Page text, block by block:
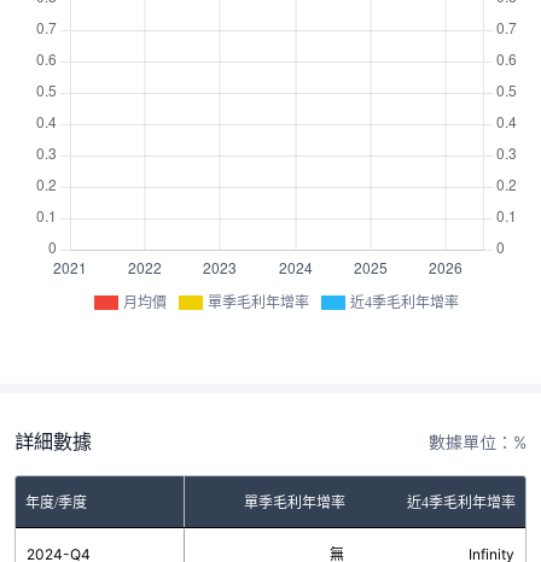
月均價 單季毛利年增率 近4季毛利年增率
詳細數據 數據單位：%
年度/季度 單季毛利年增率 近4季毛利年增率
2024-Q4 無 Infinity